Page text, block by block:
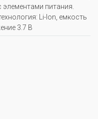
элементами питания.
Li-Ion, емкость
3.7 В